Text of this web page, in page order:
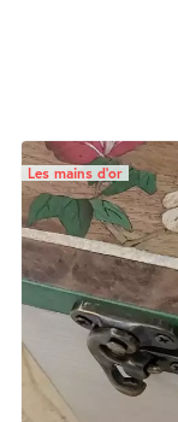
Les mains d’or